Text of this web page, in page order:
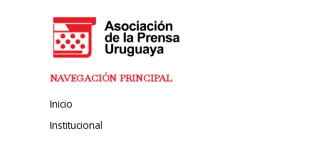
NAVEGACIÓN PRINCIPAL
Inicio
Institucional